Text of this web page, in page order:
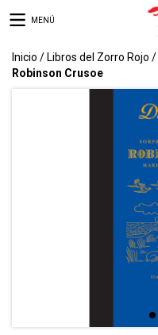
MENÚ
Inicio / Libros del Zorro Rojo /
Robinson Crusoe